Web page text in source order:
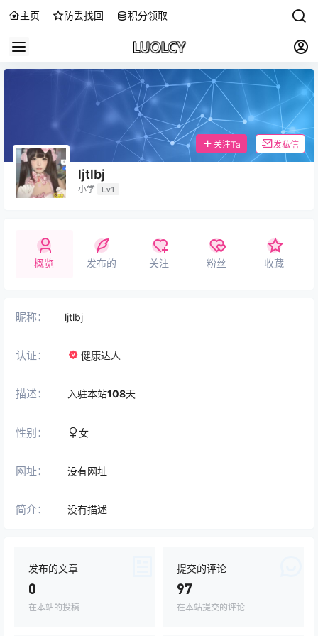
主页 防丢找回 积分领取
ljtlbj
小学 Lv1
关注Ta 发私信
概览 发布的 关注 粉丝 收藏
昵称： ljtlbj
认证： 健康达人
描述： 入驻本站108天
性别： 女
网址： 没有网址
简介： 没有描述
发布的文章
0
在本站的投稿
提交的评论
97
在本站提交的评论